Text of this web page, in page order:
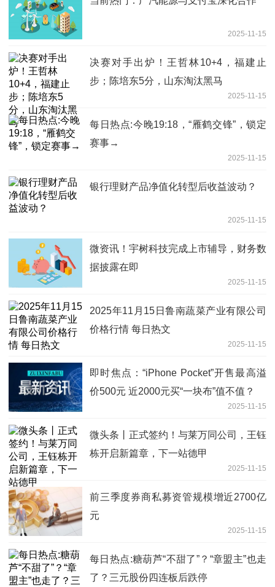
2025-11-15
决赛对手出炉！王哲林10+4，福建止
步；陈培东5分，山东淘汰黑马
2025-11-15
每日热点:今晚19:18，“雁鹤交锋”，锁定
赛事→
2025-11-15
银行理财产品净值化转型后收益波动？
2025-11-15
微资讯！宇树科技完成上市辅导，财务数
据披露在即
2025-11-15
2025年11月15日鲁南蔬菜产业有限公司
价格行情 每日热文
2025-11-15
即时焦点：“iPhone Pocket”开售最高溢
价500元 近2000元买“一块布”值不值？
2025-11-15
微头条丨正式签约！与莱万同公司，王钰
栋开启新篇章，下一站德甲
2025-11-15
前三季度券商私募资管规模增近2700亿
元
2025-11-15
每日热点:糖葫芦“不甜了”？“章盟主”也走
了？三元股份四连板后跌停